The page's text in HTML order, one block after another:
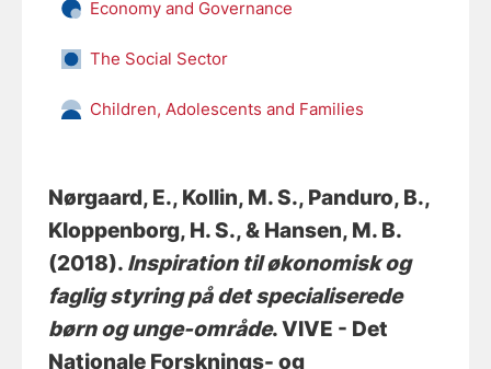
Economy and Governance
The Social Sector
Children, Adolescents and Families
Nørgaard, E., Kollin, M. S., Panduro, B.,
Kloppenborg, H. S., & Hansen, M. B.
(2018). Inspiration til økonomisk og
faglig styring på det specialiserede
børn og unge-område. VIVE - Det
Nationale Forsknings- og